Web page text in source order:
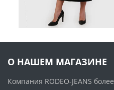
О НАШЕМ МАГАЗИНЕ
Компания RODEO-JEANS более